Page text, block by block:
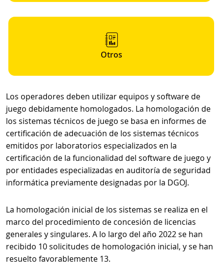
Otros
Los operadores deben utilizar equipos y software de
juego debidamente homologados. La homologación de
los sistemas técnicos de juego se basa en informes de
certificación de adecuación de los sistemas técnicos
emitidos por laboratorios especializados en la
certificación de la funcionalidad del software de juego y
por entidades especializadas en auditoría de seguridad
informática previamente designadas por la DGOJ.
La homologación inicial de los sistemas se realiza en el
marco del procedimiento de concesión de licencias
generales y singulares. A lo largo del año 2022 se han
recibido 10 solicitudes de homologación inicial, y se han
resuelto favorablemente 13.